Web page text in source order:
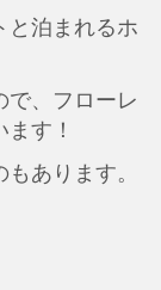
と泊まれるホ
で、フローレ
す！
あります。